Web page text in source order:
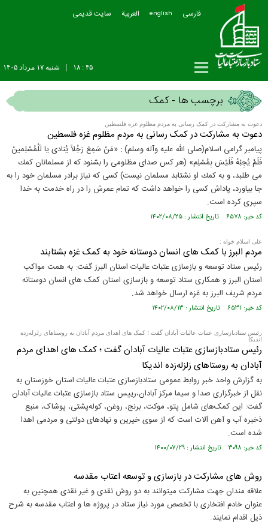
فارسی english العربیة سایت قدیمی
شنبه ۱۷ مرداد ۱۴۰۵ ۴۵ : ۱۸
برچسب ها - کمک
دعوت به مشارکت در کمک رسانی به مردم مظلوم غزه فلسطین
دعوت به مشارکت در کمک رسانی به مردم مظلوم غزه فلسطین
پيامبر گرامى اسلام(صلى الله عليه وآله وسلم) : «مَنْ سَمِعَ رَجُلاً يُنادى يا لَلْمُسْلِمينْ
فَلَمْ يُجِبْهُ فَلَيْسَ بِمُسْلِم» (هر كس صداى مظلومى را بشنود كه از مسلمانان كمك
مى طلبد، و به كمك او نشتابد مسلمان نيست) کسی که نیاز برادر مسلمان خود را به
جا بیاورد، پاداش کسی را خواهد داشت که تمام عمرش را در راه خدمت به خدا
سپری کرده است.
کد خبر: ۶۵۷۸ تاریخ انتشار : ۱۴۰۲/۰۸/۲۵
علی اسلام خواه :
مردم البرز با کمک های انسان دوستانه خود به کمک غزه بشتابند
رئیس ستاد توسعه و بازسازی عتبات عالیات استان البرز گفت: به همت مواکب
استان البرز و همکاری ستاد توسعه و بازسازی استان کمک های انسان دوستانه
مردم شریف البرز به غزه ارسال خواهد شد.
کد خبر: ۶۵۳۱ تاریخ انتشار : ۱۴۰۲/۰۸/۱۳
رئیس ستادبازسازی عتبات عالیات آبادان گفت ؛ کمک‌ های اهدای مردم آبادان به روستاهای زلزله‌زده
اندیکا
رئیس ستادبازسازی عتبات عالیات آبادان گفت ؛ کمک‌ های اهدای مردم
آبادان به روستاهای زلزله‌زده اندیکا
به گزارش واحد خبر روابط عمومی ستادبازسازی عتبات عالیات استان خوزستان به
نقل از خبرگزاری صدا و سیما مرکز آبادان،رییس ستاد بازسازی عتبات عالیات آبادان
گفت: این کمک‌های شامل پتو، موکت، برنج، روغن، کوله‌پشتی، پوشاک، منبع
ذخبره آب و آهن آلات است که از سوی خیرین و نهادهای دولتی و مردمی اهدا
شده است.
کد خبر: ۳۰۹۸ تاریخ انتشار : ۱۴۰۰/۰۷/۲۹
روش های مشارکت در بازسازی و توسعه اعتاب مقدسه
علاقه مندان جهت مشارکت میتوانند به دو روش نقدی و غیر نقدی همچنین به
عنوان خادم افتخاری با تخصص مورد نیاز ستاد در پروژه ها و اعتاب مقدسه به شرح
ذیل اقدام نمایند.